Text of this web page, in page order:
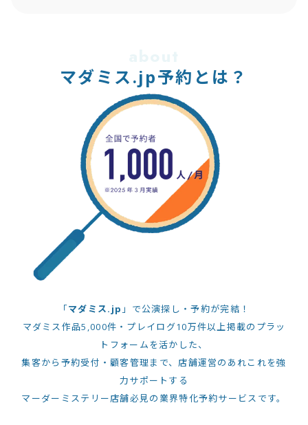
マダミス.jp予約とは？
「マダミス.jp 」で公演探し・予約が完結！
マダミス作品5,000件・プレイログ10万件以上掲載のプラッ
トフォームを活かした、
集客から予約受付・顧客管理まで、店舗運営のあれこれを強
力サポートする
マーダーミステリー店舗必見の業界特化予約サービスです。